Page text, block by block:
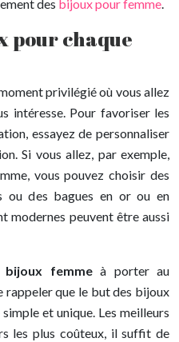
des bijoux pour femme.
pour chaque
privilégié où vous allez
intéresse. Pour favoriser les
essayez de personnaliser
Si vous allez, par exemple,
vous pouvez choisir des
ou des bagues en or ou en
modernes peuvent être aussi
bijoux femmeà porter au
que le but des bijoux
et unique. Les meilleurs
les plus coûteux, il suffit de